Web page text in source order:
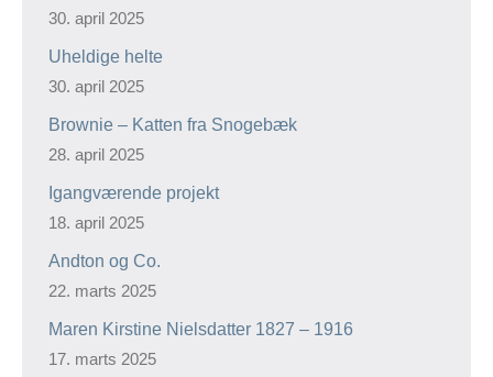
30. april 2025
Uheldige helte
30. april 2025
Brownie – Katten fra Snogebæk
28. april 2025
Igangværende projekt
18. april 2025
Andton og Co.
22. marts 2025
Maren Kirstine Nielsdatter 1827 – 1916
17. marts 2025